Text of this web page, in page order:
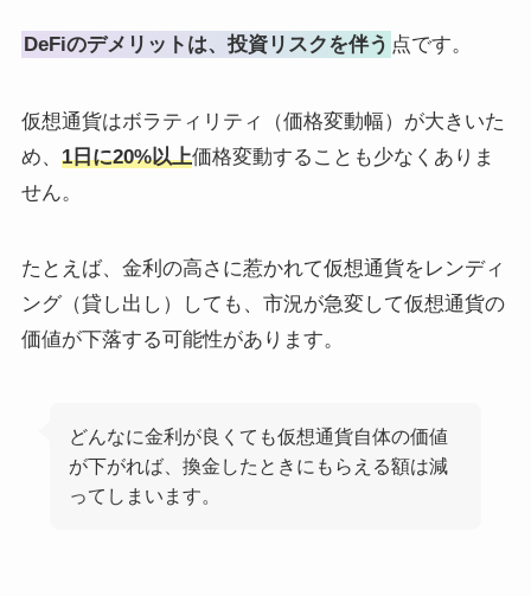
DeFiのデメリットは、投資リスクを伴う 点です。
仮想通貨はボラティリティ（価格変動幅）が大きいた
め、 1日に20%以上価格変動することも少なくありま
せん。
たとえば、金利の高さに惹かれて仮想通貨をレンディ
ング（貸し出し）しても、市況が急変して仮想通貨の
価値が下落する可能性があります。
どんなに金利が良くても仮想通貨自体の価値
が下がれば、換金したときにもらえる額は減
ってしまいます。